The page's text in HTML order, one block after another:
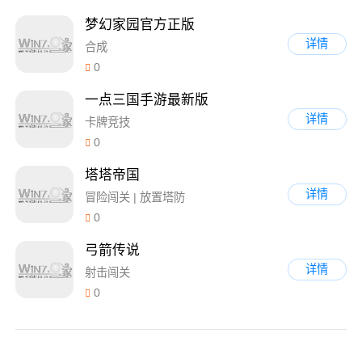
梦幻家园官方正版
合成
0
详情
一点三国手游最新版
卡牌竞技
0
详情
塔塔帝国
冒险闯关 | 放置塔防
0
详情
弓箭传说
射击闯关
0
详情